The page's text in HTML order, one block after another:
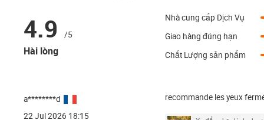
4.9 /5
Hài lòng
Nhà cung cấp Dịch Vụ
Giao hàng đúng hạn
Chất Lượng sản phẩm
a********d
22 Jul 2026 18:15
recommande les yeux